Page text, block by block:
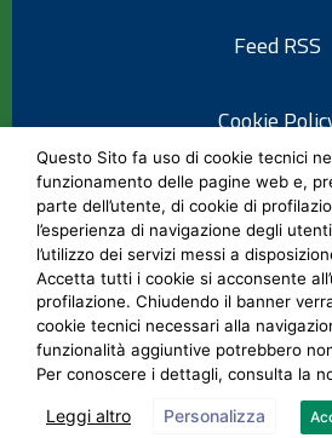
Feed RSS
Cookie
Informativa
Note legali
Social Media
Questo Sito fa uso di cookie tecnici
funzionamento delle pagine web e,
parte dell’utente, di cookie di
l’esperienza di navigazione degli
l’utilizzo dei servizi messi a
Accetta tutti i cookie si acconsente
profilazione. Chiudendo il banner
cookie tecnici necessari alla
funzionalità aggiuntive potrebbero
Per conoscere i dettagli, consulta la
Leggi altro Personalizza